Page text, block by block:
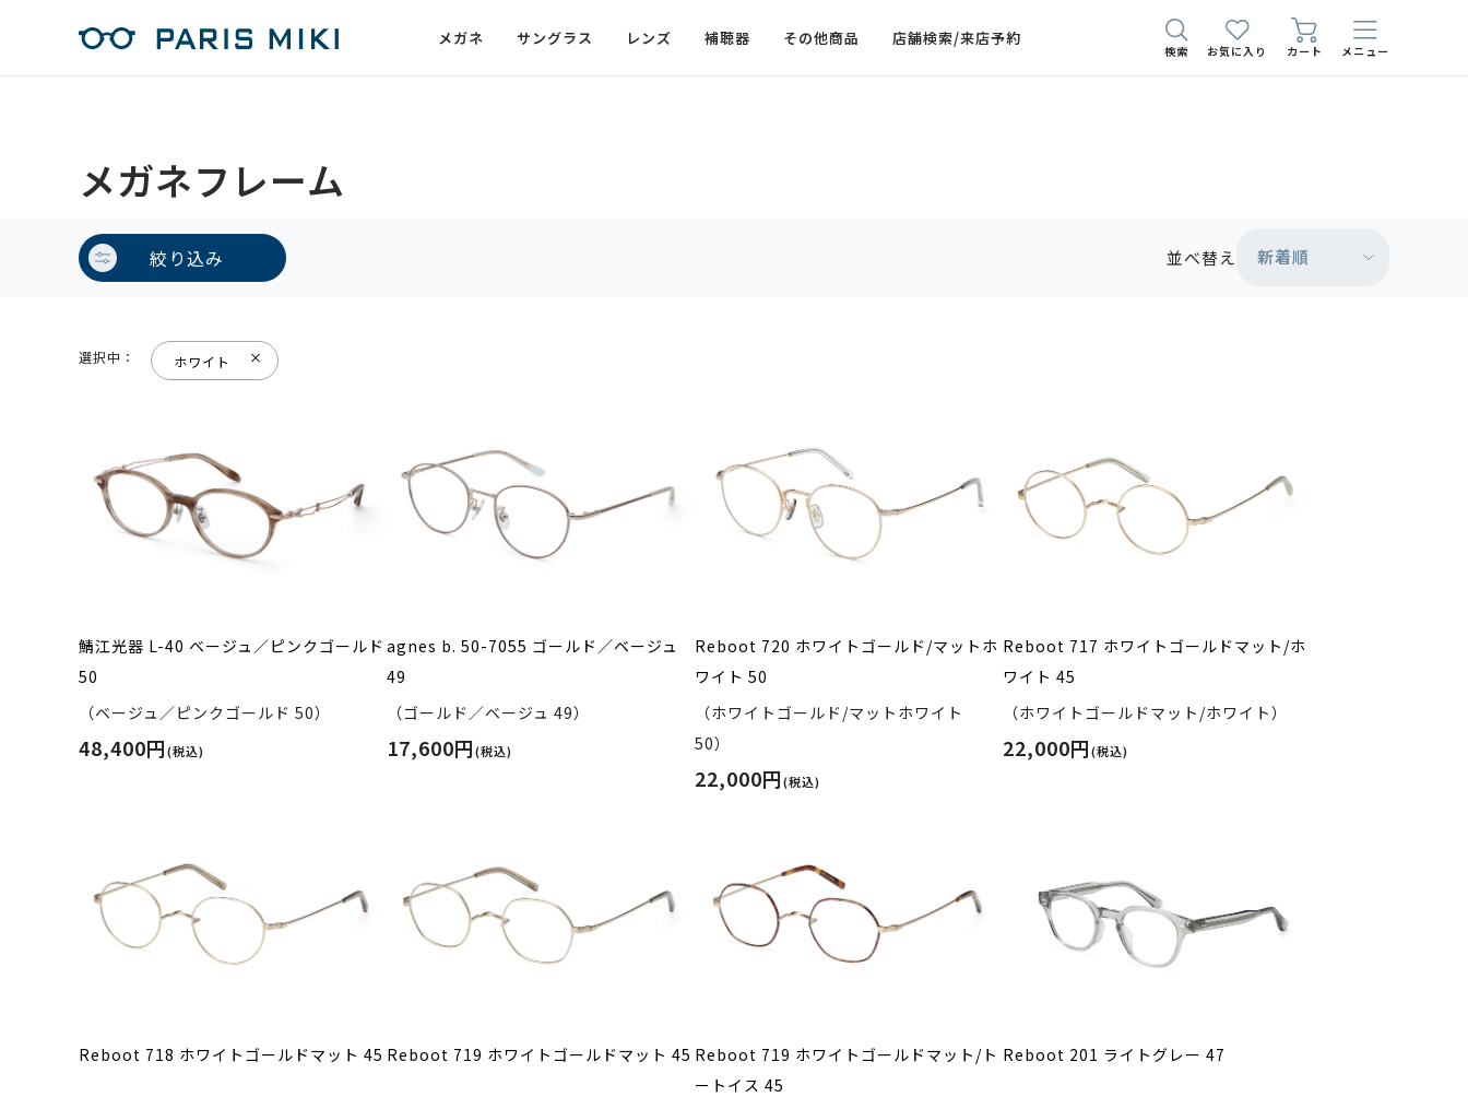
メガネ サングラス レンズ 補聴器 その他商品 店舗検索/来店予約
検索 お気に入り カート メニュー
メガネフレーム
絞り込み 並べ替え 新着順
選択中： ホワイト
鯖江光器 L-40 ベージュ／ピンクゴールド
50
（ベージュ／ピンクゴールド 50）
48,400円(税込)
agnes b. 50-7055 ゴールド／ベージュ
49
（ゴールド／ベージュ 49）
17,600円(税込)
Reboot 720 ホワイトゴールド/マットホ
ワイト 50
（ホワイトゴールド/マットホワイト
50）
22,000円(税込)
Reboot 717 ホワイトゴールドマット/ホ
ワイト 45
（ホワイトゴールドマット/ホワイト）
22,000円(税込)
Reboot 718 ホワイトゴールドマット 45 Reboot 719 ホワイトゴールドマット 45 Reboot 719 ホワイトゴールドマット/ト
ートイス 45
Reboot 201 ライトグレー 47